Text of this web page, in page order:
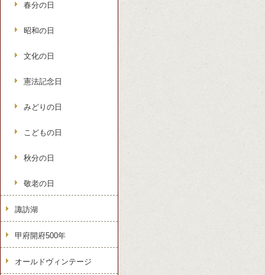
春分の日
昭和の日
文化の日
憲法記念日
みどりの日
こどもの日
秋分の日
敬老の日
諏訪湖
甲府開府500年
オールドヴィンテージ